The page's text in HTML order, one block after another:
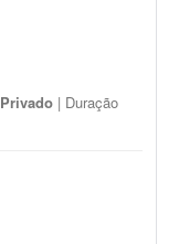
Privado | Duração